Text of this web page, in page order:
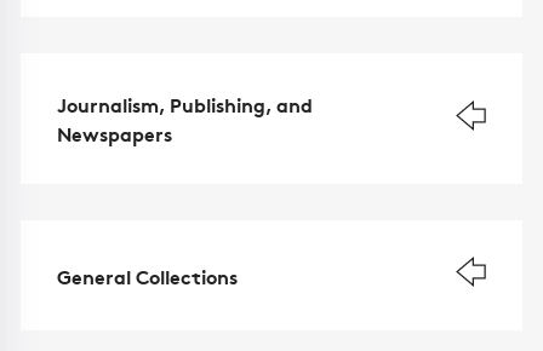
Journalism, Publishing, and
Newspapers
General Collections